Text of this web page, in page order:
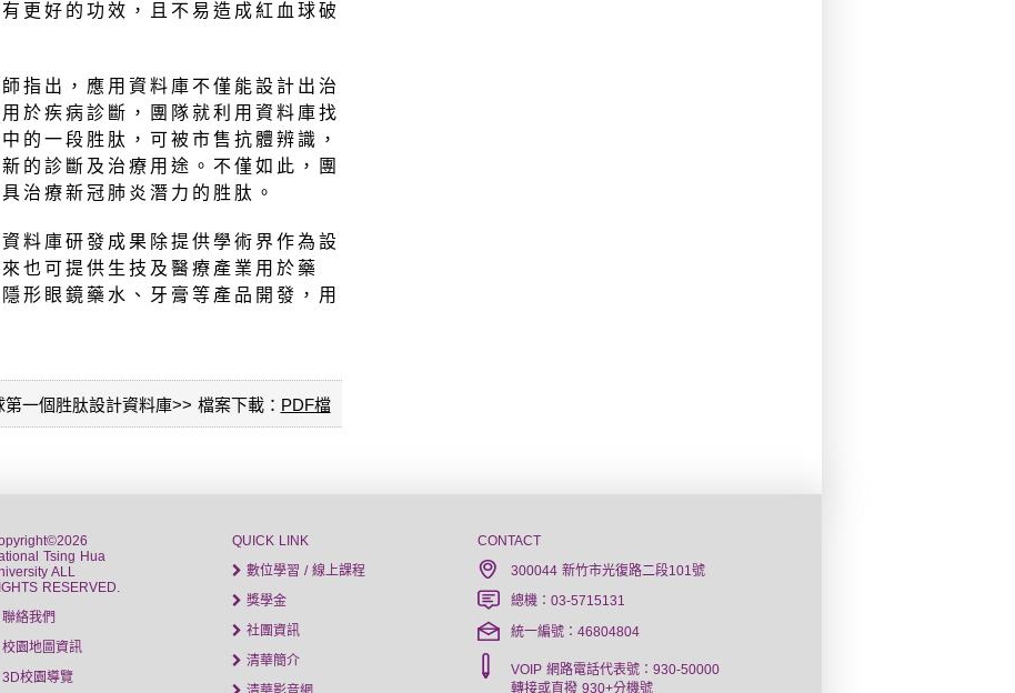
更好的功效，且不易造成紅血球破
指出，應用資料庫不僅能設計出治
於疾病診斷，團隊就利用資料庫找
的一段胜肽，可被市售抗體辨識，
的診斷及治療用途。不僅如此，團
治療新冠肺炎潛力的胜肽。
料庫研發成果除提供學術界作為設
也可提供生技及醫療產業用於藥
形眼鏡藥水、牙膏等產品開發，用
一個胜肽設計資料庫>> 檔案下載： PDF檔
Tsing Hua
ALL
RESERVED.
聯絡我們
校園地圖資訊
3D校園導覽
QUICK LINK
數位學習 / 線上課程
獎學金
社團資訊
清華簡介
CONTACT
300044 新竹市光復路二段101號
總機：03-5715131
統一編號：46804804
VOIP 網路電話代表號：930-50000
轉接或直撥 930+分機號